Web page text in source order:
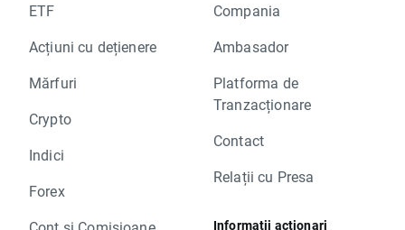
ETF
Acțiuni cu dețienere
Mărfuri
Crypto
Indici
Forex
Compania
Ambasador
Platforma de
Tranzacționare
Contact
Relații cu Presa
Informații acționari